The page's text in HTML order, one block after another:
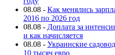
08.08 - Как менялись
2016 по 2026 год
08.08 - Доплата за
и как начисляется
08.08 - Украинские
10 тысяч евро